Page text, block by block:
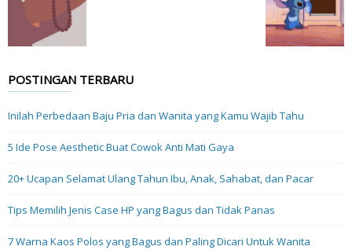
POSTINGAN TERBARU
Inilah Perbedaan Baju Pria dan Wanita yang Kamu Wajib Tahu
5 Ide Pose Aesthetic Buat Cowok Anti Mati Gaya
20+ Ucapan Selamat Ulang Tahun Ibu, Anak, Sahabat, dan Pacar
Tips Memilih Jenis Case HP yang Bagus dan Tidak Panas
7 Warna Kaos Polos yang Bagus dan Paling Dicari Untuk Wanita